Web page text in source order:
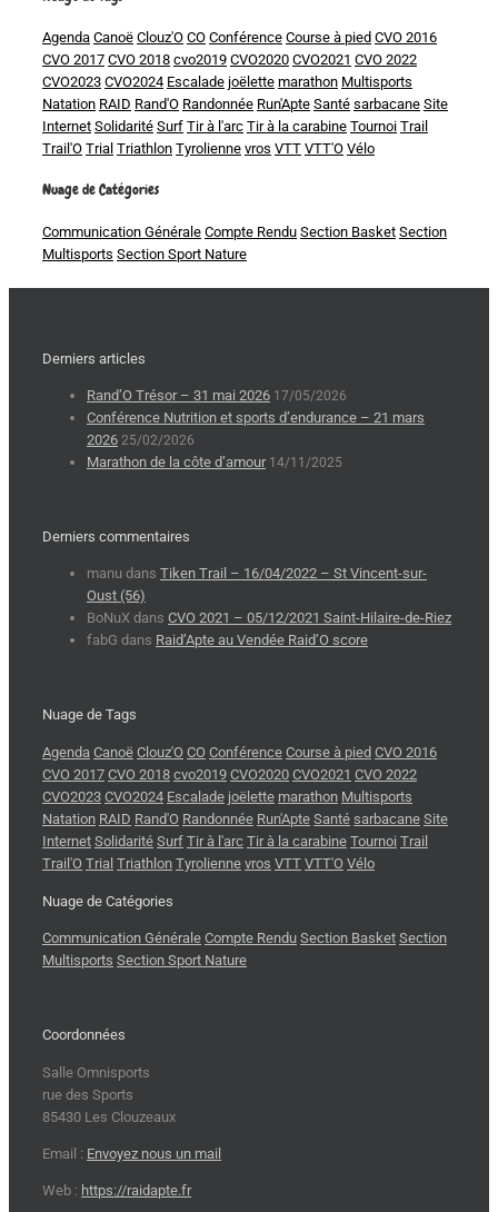
Agenda Canoë Clouz'O CO Conférence Course à pied CVO 2016
CVO 2017 CVO 2018 cvo2019 CVO2020 CVO2021 CVO 2022
CVO2023 CVO2024 Escalade joëlette marathon Multisports
Natation RAID Rand'O Randonnée Run'Apte Santé sarbacane Site
Internet Solidarité Surf Tir à l'arc Tir à la carabine Tournoi Trail
Trail'O Trial Triathlon Tyrolienne vros VTT VTT'O Vélo
Nuage de Catégories
Communication Générale Compte Rendu Section Basket Section
Multisports Section Sport Nature
Derniers articles
Rand’O Trésor – 31 mai 2026 17/05/2026
Conférence Nutrition et sports d’endurance – 21 mars
2026 25/02/2026
Marathon de la côte d’amour 14/11/2025
Derniers commentaires
manu dans Tiken Trail – 16/04/2022 – St Vincent-sur-
Oust (56)
BoNuX dans CVO 2021 – 05/12/2021 Saint-Hilaire-de-Riez
fabG dans Raid’Apte au Vendée Raid’O score
Nuage de Tags
Agenda Canoë Clouz'O CO Conférence Course à pied CVO 2016
CVO 2017 CVO 2018 cvo2019 CVO2020 CVO2021 CVO 2022
CVO2023 CVO2024 Escalade joëlette marathon Multisports
Natation RAID Rand'O Randonnée Run'Apte Santé sarbacane Site
Internet Solidarité Surf Tir à l'arc Tir à la carabine Tournoi Trail
Trail'O Trial Triathlon Tyrolienne vros VTT VTT'O Vélo
Nuage de Catégories
Communication Générale Compte Rendu Section Basket Section
Multisports Section Sport Nature
Coordonnées
Salle Omnisports
rue des Sports
85430 Les Clouzeaux
Email : Envoyez nous un mail
Web : https://raidapte.fr